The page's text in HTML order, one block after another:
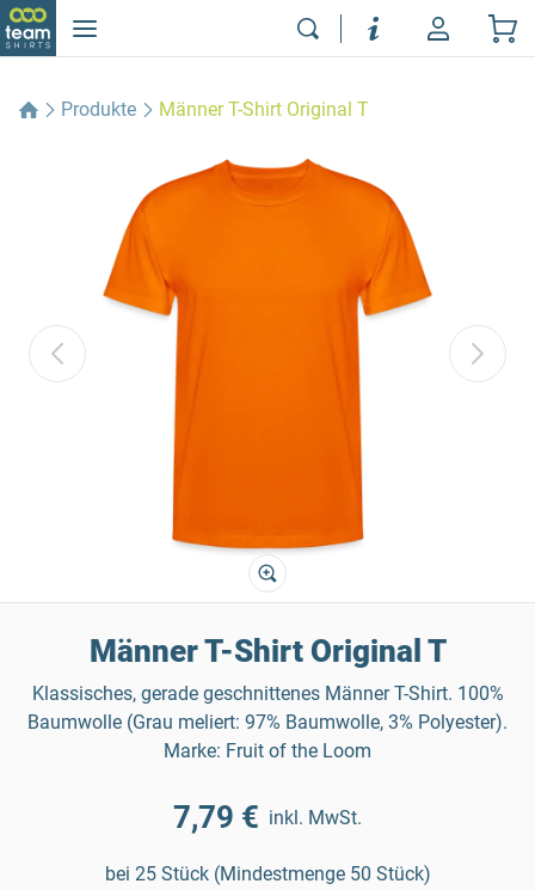
Produkte Männer T-Shirt Original T
Männer T-Shirt Original T
Klassisches, gerade geschnittenes Männer T-Shirt. 100%
Baumwolle (Grau meliert: 97% Baumwolle, 3% Polyester).
Marke: Fruit of the Loom
7,79 € inkl. MwSt.
bei 25 Stück (Mindestmenge 50 Stück)